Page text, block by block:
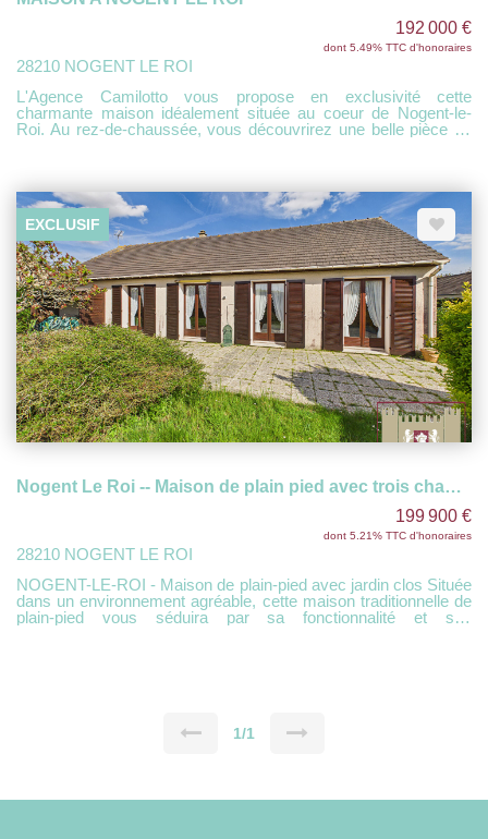
192 000 €
dont 5.49% TTC d'honoraires
28210 NOGENT LE ROI
L'Agence Camilotto vous propose en exclusivité cette
charmante maison idéalement située au coeur de Nogent-le-
Roi. Au rez-de-chaussée, vous découvrirez une belle pièce de
complète ce bien. L'ensemble est édifié sur un terrain de 177
m². À découvrir sans tarder !
EXCLUSIF
Nogent Le Roi -- Maison de plain pied avec trois chambres
199 900 €
dont 5.21% TTC d'honoraires
28210 NOGENT LE ROI
NOGENT-LE-ROI - Maison de plain-pied avec jardin clos Située
dans un environnement agréable, cette maison traditionnelle de
plain-pied vous séduira par sa fonctionnalité et son
1/1